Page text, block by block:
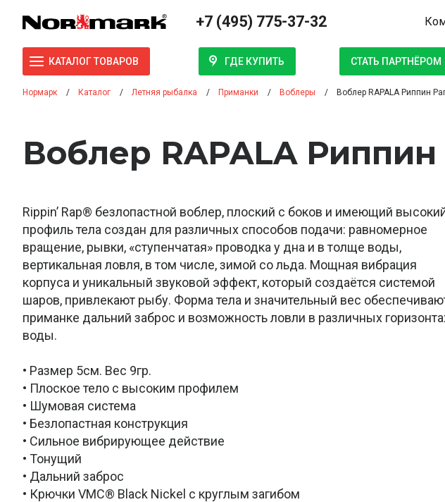
+7 (495) 775-37-32
КАТАЛОГ ТОВАРОВ ГДЕ КУПИТЬ СТАТЬ ПАРТНЁРОМ
Нормарк Каталог Летняя рыбалка Приманки Воблеры Воблер RAPALA Риппин
Воблер RAPALA Риппин
Rippin’ Rap® безлопастной воблер, плоский с боков и имеющий
профиль тела создан для различных способов подачи: равномерное
вращение, рывки, «ступенчатая» проводка у дна и в толще воды,
вертикальная ловля, в том числе, зимой со льда. Мощная вибрация
корпуса и уникальный звуковой эффект, который создаётся системой
шаров, привлекают рыбу. Форма тела и значительный вес
приманке дальний заброс и возможность ловли в различных
воды.
• Размер 5см. Вес 9гр.
• Плоское тело с высоким профилем
• Шумовая система
• Безлопастная конструкция
• Сильное вибрирующее действие
• Тонущий
• Дальний заброс
• Крючки VMC® Black Nickel с круглым загибом